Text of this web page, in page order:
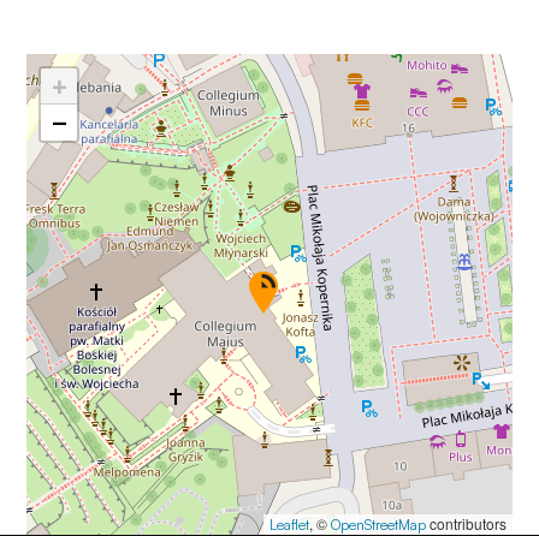
+
−
Leaflet, © OpenStreetMapcontributors